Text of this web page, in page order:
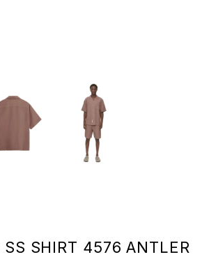
SS SHIRT 4576 ANTLER